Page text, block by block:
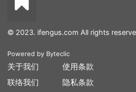
© 2023. ifengus.com All rights
Powered by Byteclic
关于我们
联络我们
使用条款
隐私条款